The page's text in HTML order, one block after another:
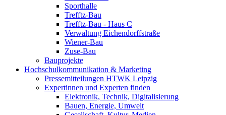
Sporthalle
Trefftz-Bau
Trefftz-Bau - Haus C
Verwaltung Eichendorffstraße
Wiener-Bau
Zuse-Bau
Bauprojekte
Hochschulkommunikation & Marketing
Pressemitteilungen HTWK Leipzig
Expertinnen und Experten finden
Elektronik, Technik, Digitalisierung
Bauen, Energie, Umwelt